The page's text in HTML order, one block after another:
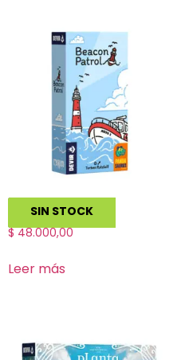
SIN STOCK
Beacon Patrol
$48.000,00
Leer más